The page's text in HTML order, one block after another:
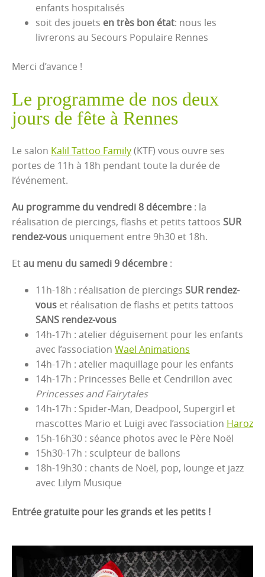
enfants hospitalisés
soit des jouets en très bon état: nous les
livrerons au Secours Populaire Rennes
Merci d’avance !
Le programme de nos deux
jours de fête à Rennes
Le salon Kalil Tattoo Family(KTF) vous ouvre ses
portes de 11h à 18h pendant toute la durée de
l’événement.
Au programme du vendredi 8 décembre : la
réalisation de piercings, flashs et petits tattoos SUR
rendez-vous uniquement entre 9h30 et 18h.
Etau menu du samedi 9 décembre :
11h-18h : réalisation de piercings SUR rendez-
vous et réalisation de flashs et petits tattoos
SANS rendez-vous
14h-17h : atelier déguisement pour les enfants
avec l’association Wael Animations
14h-17h : atelier maquillage pour les enfants
14h-17h : Princesses Belle et Cendrillon avec
Princesses and Fairytales
14h-17h : Spider-Man, Deadpool, Supergirl et
mascottes Mario et Luigi avec l’association Haroz
15h-16h30 : séance photos avec le Père Noël
15h30-17h : sculpteur de ballons
18h-19h30 : chants de Noël, pop, lounge et jazz
avec Lilym Musique
Entrée gratuite pour les grands et les petits !